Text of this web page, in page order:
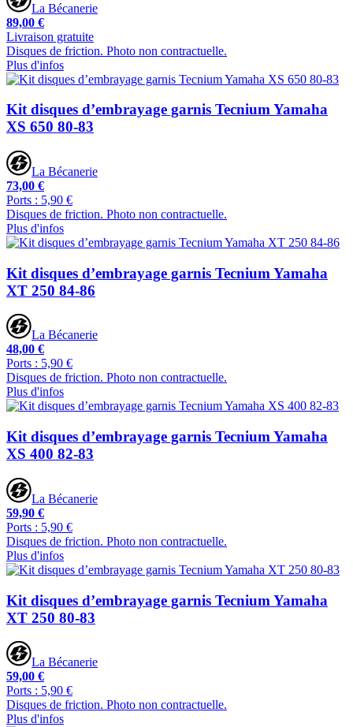
La Bécanerie
89,00 €
Livraison gratuite
Disques de friction. Photo non contractuelle.
Plus d'infos
Kit disques d’embrayage garnis Tecnium Yamaha
XS 650 80-83
La Bécanerie
73,00 €
Ports : 5,90 €
Disques de friction. Photo non contractuelle.
Plus d'infos
Kit disques d’embrayage garnis Tecnium Yamaha
XT 250 84-86
La Bécanerie
48,00 €
Ports : 5,90 €
Disques de friction. Photo non contractuelle.
Plus d'infos
Kit disques d’embrayage garnis Tecnium Yamaha
XS 400 82-83
La Bécanerie
59,90 €
Ports : 5,90 €
Disques de friction. Photo non contractuelle.
Plus d'infos
Kit disques d’embrayage garnis Tecnium Yamaha
XT 250 80-83
La Bécanerie
59,00 €
Ports : 5,90 €
Disques de friction. Photo non contractuelle.
Plus d'infos